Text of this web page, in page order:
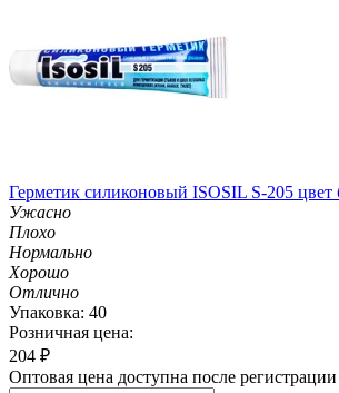
Герметик силиконовый ISOSIL S-205
Ужасно
Плохо
Нормально
Хорошо
Отлично
Упаковка: 40
Розничная цена:
204 ₽
Оптовая цена доступна после регистрации